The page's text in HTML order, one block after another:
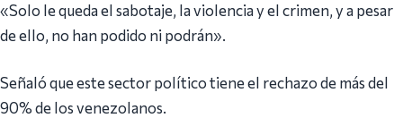
«Solo le queda el sabotaje, la violencia y el crimen, y a pesar
de ello, no han podido ni podrán».
Señaló que este sector político tiene el rechazo de más del
90% de los venezolanos.